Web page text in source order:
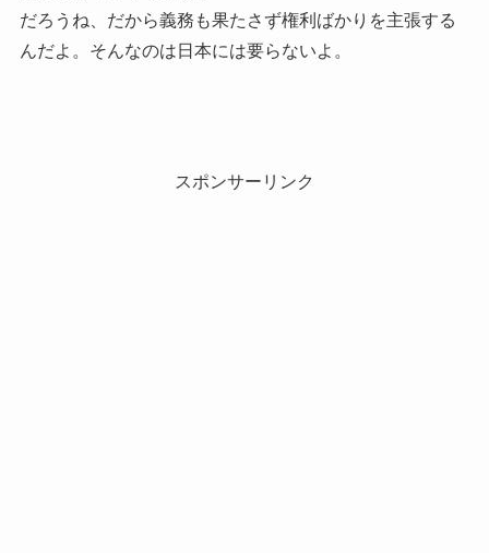
だろうね、だから義務も果たさず権利ばかりを主張する
んだよ。そんなのは日本には要らないよ。
スポンサーリンク